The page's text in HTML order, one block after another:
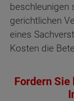
beschleunigen
gerichtlichen
eines
Kosten die
Fordern